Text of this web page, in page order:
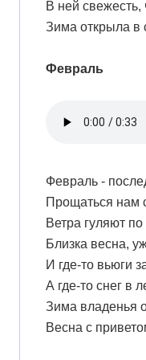
В ней свежесть,
Зима открыла в
Февраль
Февраль -
Прощаться нам
Ветра гуляют
Близка весна,
И где-то вьюги
А где-то снег в
Зима владенья
Весна с